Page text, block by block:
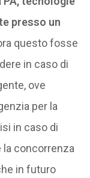
presso un
questo fosse
in caso di
ove
per la
in caso di
concorrenza
in futuro